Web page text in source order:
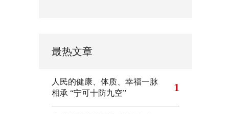
最热文章
人民的健康、体质、幸福一脉
相承 “宁可十防九空” 1